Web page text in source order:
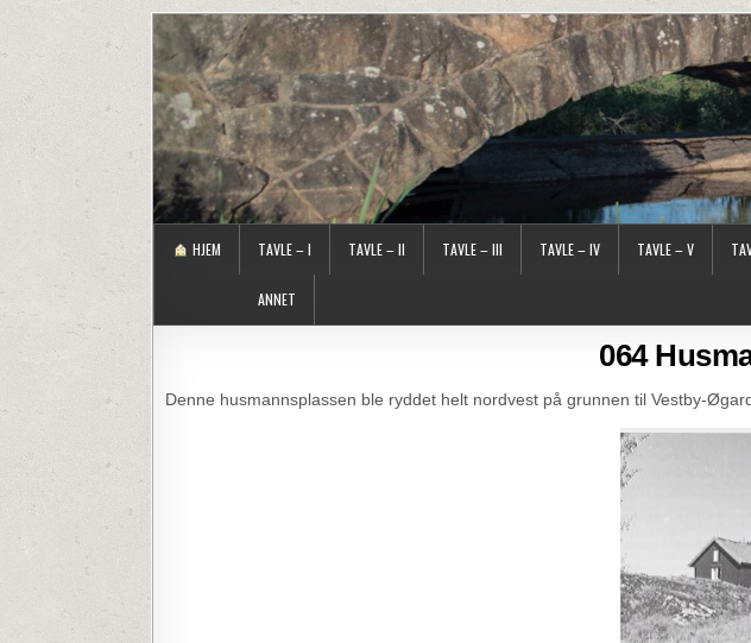
HJEM TAVLE – I TAVLE – II TAVLE – III TAVLE – IV TAVLE – V
ANNET
064
Denne husmannsplassen ble ryddet helt nordvest på grunnen til Vestby-